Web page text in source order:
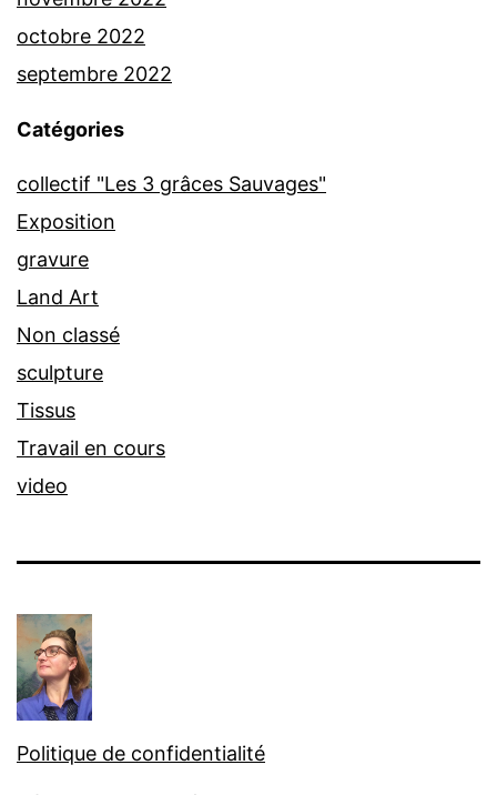
octobre 2022
septembre 2022
Catégories
collectif "Les 3 grâces Sauvages"
Exposition
gravure
Land Art
Non classé
sculpture
Tissus
Travail en cours
video
Politique de confidentialité